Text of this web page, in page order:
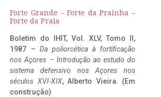
Forte Grande – Forte da Prainha –
Forte da Praia
Boletim do IHIT, Vol. XLV, Tomo II,
1987 – Da poliorcética à fortificação
nos Açores – Introdução ao estudo do
sistema defensivo nos Açores nos
séculos XVI-XIX, Alberto Vieira. (Em
construção)